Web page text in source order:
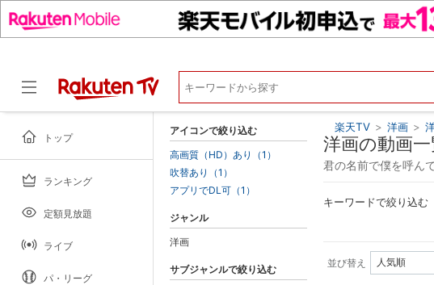
トップ
ランキング
定額見放題
ライブ
パ・リーグ
楽天TV > 洋画 >
洋画の動画一
君の名前で僕を呼ん
キーワードで絞り込む
並び替え
アイコンで絞り込む
高画質（HD）あり（1）
吹替あり（1）
アプリでDL可（1）
ジャンル
洋画
サブジャンルで絞り込む